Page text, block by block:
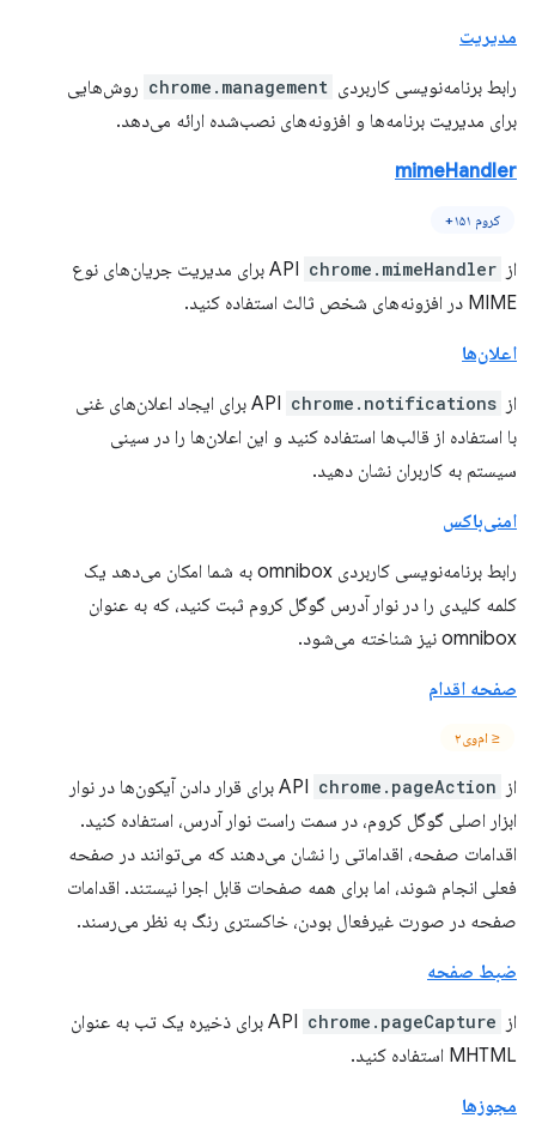
مدیریت
رابط برنامه‌نویسی کاربردی chrome.management روش‌هایی
برای مدیریت برنامه‌ها و افزونه‌های نصب‌شده ارائه می‌دهد.
mimeHandler
کروم ۱۵۱+
از API chrome.mimeHandler
برای مدیریت جریان‌های نوع
MIME در افزونه‌های شخص ثالث استفاده کنید.
اعلان‌ها
از API chrome.notifications
برای ایجاد اعلان‌های غنی
با استفاده از قالب‌ها استفاده کنید و این اعلان‌ها را در سینی
سیستم به کاربران نشان دهید.
امنی‌باکس
رابط برنامه‌نویسی کاربردی omnibox به شما امکان می‌دهد یک
کلمه کلیدی را در نوار آدرس گوگل کروم ثبت کنید، که به عنوان
omnibox نیز شناخته می‌شود.
صفحه اقدام
≤ ام‌وی۲
از API chrome.pageAction
برای قرار دادن آیکون‌ها در نوار
ابزار اصلی گوگل کروم، در سمت راست نوار آدرس، استفاده کنید.
اقدامات صفحه، اقداماتی را نشان می‌دهند که می‌توانند در صفحه
فعلی انجام شوند، اما برای همه صفحات قابل اجرا نیستند. اقدامات
صفحه در صورت غیرفعال بودن، خاکستری رنگ به نظر می‌رسند.
ضبط صفحه
از API chrome.pageCapture
برای ذخیره یک تب به عنوان
MHTML استفاده کنید.
مجوزها